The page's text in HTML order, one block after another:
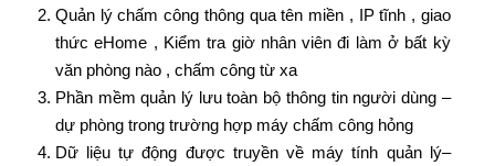
Quản lý chấm công thông qua tên miền , IP tĩnh , giao
thức eHome , Kiểm tra giờ nhân viên đi làm ở bất kỳ
văn phòng nào , chấm công từ xa
Phần mềm quản lý lưu toàn bộ thông tin người dùng –
dự phòng trong trường hợp máy chấm công hỏng
Dữ liệu tự động được truyền về máy tính quản lý–